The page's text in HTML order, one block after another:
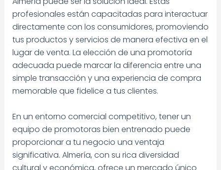
profesionales están capacitadas para interactuar
directamente con los consumidores, promoviendo
tus productos y servicios de manera efectiva en el
lugar de venta. La elección de una promotoría
adecuada puede marcar la diferencia entre una
simple transacción y una experiencia de compra
memorable que fidelice a tus clientes.
En un entorno comercial competitivo, tener un
equipo de promotoras bien entrenado puede
proporcionar a tu negocio una ventaja
significativa. Almería, con su rica diversidad